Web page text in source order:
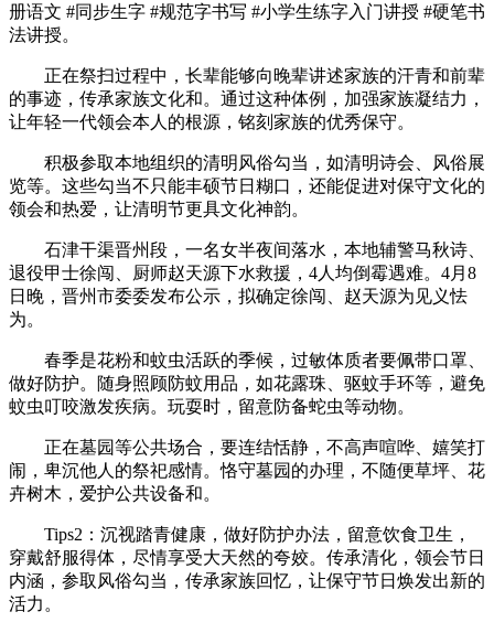
册语文 #同步生字 #规范字书写 #小学生练字入门讲授 #硬笔书
法讲授。
正在祭扫过程中，长辈能够向晚辈讲述家族的汗青和前辈
的事迹，传承家族文化和。通过这种体例，加强家族凝结力，
让年轻一代领会本人的根源，铭刻家族的优秀保守。
积极参取本地组织的清明风俗勾当，如清明诗会、风俗展
览等。这些勾当不只能丰硕节日糊口，还能促进对保守文化的
领会和热爱，让清明节更具文化神韵。
石津干渠晋州段，一名女半夜间落水，本地辅警马秋诗、
退役甲士徐闯、厨师赵天源下水救援，4人均倒霉遇难。4月8
日晚，晋州市委委发布公示，拟确定徐闯、赵天源为见义怯
为。
春季是花粉和蚊虫活跃的季候，过敏体质者要佩带口罩、
做好防护。随身照顾防蚊用品，如花露珠、驱蚊手环等，避免
蚊虫叮咬激发疾病。玩耍时，留意防备蛇虫等动物。
正在墓园等公共场合，要连结恬静，不高声喧哗、嬉笑打
闹，卑沉他人的祭祀感情。恪守墓园的办理，不随便草坪、花
卉树木，爱护公共设备和。
Tips2：沉视踏青健康，做好防护办法，留意饮食卫生，
穿戴舒服得体，尽情享受大天然的夸姣。传承清化，领会节日
内涵，参取风俗勾当，传承家族回忆，让保守节日焕发出新的
活力。